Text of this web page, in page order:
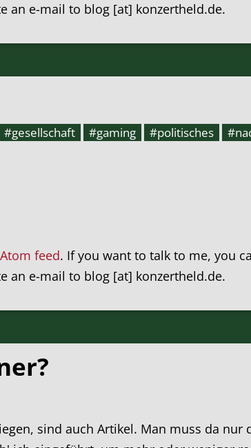
an e-mail to blog [at] konzertheld.de.
#gesellschaft #gaming #politisches
Atom feed. If you want to talk to me, you
an e-mail to blog [at] konzertheld.de.
sind auch Artikel. Man muss da nur